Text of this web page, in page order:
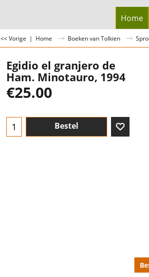
Home
<< Vorige | Home Boeken van Tolkien
Egidio el granjero de
Ham. Minotauro, 1994
€25.00
Bestel